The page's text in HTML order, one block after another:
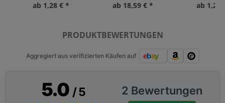
ab 1,28 € * ab 18,59 € * ab 1,28
PRODUKTBEWERTUNGEN
Aggregiert aus verifizierten Käufen auf
5.0 / 5 2 Bewertungen